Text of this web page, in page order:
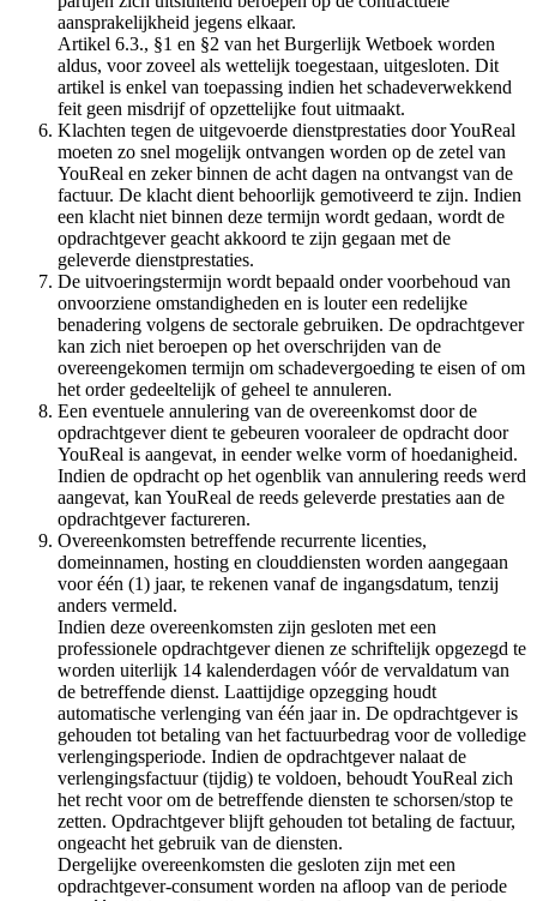
aansprakelijkheid jegens elkaar.
Artikel 6.3., §1 en §2 van het Burgerlijk Wetboek worden
aldus, voor zoveel als wettelijk toegestaan, uitgesloten. Dit
artikel is enkel van toepassing indien het schadeverwekkend
feit geen misdrijf of opzettelijke fout uitmaakt.
Klachten tegen de uitgevoerde dienstprestaties door YouReal
moeten zo snel mogelijk ontvangen worden op de zetel van
YouReal en zeker binnen de acht dagen na ontvangst van de
factuur. De klacht dient behoorlijk gemotiveerd te zijn. Indien
een klacht niet binnen deze termijn wordt gedaan, wordt de
opdrachtgever geacht akkoord te zijn gegaan met de
geleverde dienstprestaties.
De uitvoeringstermijn wordt bepaald onder voorbehoud van
onvoorziene omstandigheden en is louter een redelijke
benadering volgens de sectorale gebruiken. De opdrachtgever
kan zich niet beroepen op het overschrijden van de
overeengekomen termijn om schadevergoeding te eisen of om
het order gedeeltelijk of geheel te annuleren.
Een eventuele annulering van de overeenkomst door de
opdrachtgever dient te gebeuren vooraleer de opdracht door
YouReal is aangevat, in eender welke vorm of hoedanigheid.
Indien de opdracht op het ogenblik van annulering reeds werd
aangevat, kan YouReal de reeds geleverde prestaties aan de
opdrachtgever factureren.
Overeenkomsten betreffende recurrente licenties,
domeinnamen, hosting en clouddiensten worden aangegaan
voor één (1) jaar, te rekenen vanaf de ingangsdatum, tenzij
anders vermeld.
Indien deze overeenkomsten zijn gesloten met een
professionele opdrachtgever dienen ze schriftelijk opgezegd te
worden uiterlijk 14 kalenderdagen vóór de vervaldatum van
de betreffende dienst. Laattijdige opzegging houdt
automatische verlenging van één jaar in. De opdrachtgever is
gehouden tot betaling van het factuurbedrag voor de volledige
verlengingsperiode. Indien de opdrachtgever nalaat de
verlengingsfactuur (tijdig) te voldoen, behoudt YouReal zich
het recht voor om de betreffende diensten te schorsen/stop te
zetten. Opdrachtgever blijft gehouden tot betaling de factuur,
ongeacht het gebruik van de diensten.
Dergelijke overeenkomsten die gesloten zijn met een
opdrachtgever-consument worden na afloop van de periode